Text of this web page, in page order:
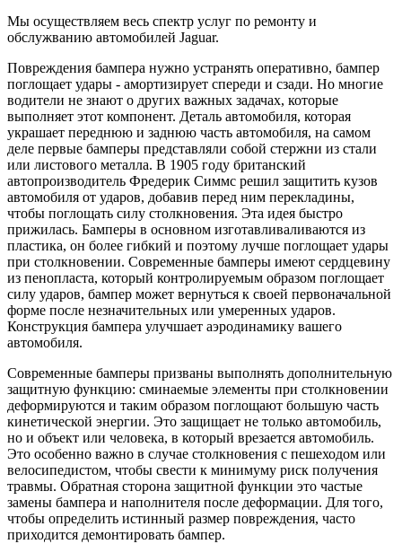
Мы осуществляем весь спектр услуг по ремонту и
обслужванию автомобилей Jaguar.
Повреждения бампера нужно устранять оперативно, бампер
поглощает удары - амортизирует спереди и сзади. Но многие
водители не знают о других важных задачах, которые
выполняет этот компонент. Деталь автомобиля, которая
украшает переднюю и заднюю часть автомобиля, на самом
деле первые бамперы представляли собой стержни из стали
или листового металла. В 1905 году британский
автопроизводитель Фредерик Симмс решил защитить кузов
автомобиля от ударов, добавив перед ним перекладины,
чтобы поглощать силу столкновения. Эта идея быстро
прижилась. Бамперы в основном изготавливаливаются из
пластика, он более гибкий и поэтому лучше поглощает удары
при столкновении. Современные бамперы имеют сердцевину
из пенопласта, который контролируемым образом поглощает
силу ударов, бампер может вернуться к своей первоначальной
форме после незначительных или умеренных ударов.
Конструкция бампера улучшает аэродинамику вашего
автомобиля.
Современные бамперы призваны выполнять дополнительную
защитную функцию: сминаемые элементы при столкновении
деформируются и таким образом поглощают большую часть
кинетической энергии. Это защищает не только автомобиль,
но и объект или человека, в который врезается автомобиль.
Это особенно важно в случае столкновения с пешеходом или
велосипедистом, чтобы свести к минимуму риск получения
травмы. Обратная сторона защитной функции это частые
замены бампера и наполнителя после деформации. Для того,
чтобы определить истинный размер повреждения, часто
приходится демонтировать бампер.